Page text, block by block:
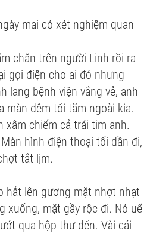
mai có xét nghiệm quan
chăn trên người Linh rồi ra
gọi điện cho ai đó nhưng
lang bệnh viện vắng vẻ, anh
màn đêm tối tăm ngoài kia.
xâm chiếm cả trái tim anh.
hình điện thoại tối dần đi,
tắt lịm.
hắt lên gương mặt nhợt nhạt
xuống, mặt gầy rộc đi. Nó uể
qua hộp thư đến. Vài cái